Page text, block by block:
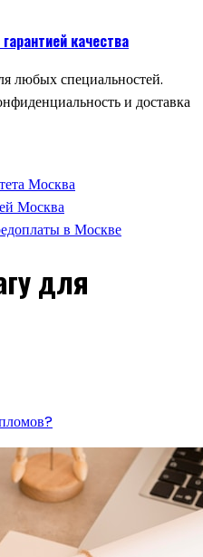
качества
любых специальностей.
и доставка
Москва
Москва
в Москве
для